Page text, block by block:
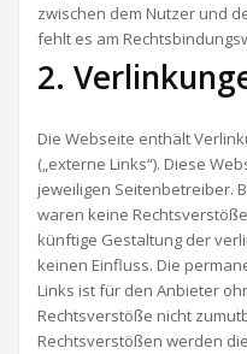
zwischen dem Nutzer und
fehlt es am
2.
Die Webseite enthält
(„externe Links“). Diese
jeweiligen Seitenbetreiber.
waren keine
künftige Gestaltung der
keinen Einfluss. Die
Links ist für den Anbieter
Rechtsverstöße nicht
Rechtsverstößen werden